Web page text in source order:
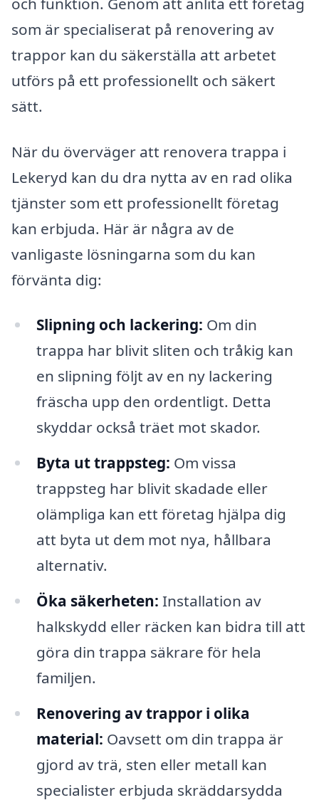
som är specialiserat på renovering av
trappor kan du säkerställa att arbetet
utförs på ett professionellt och säkert
sätt.
När du överväger att renovera trappa i
Lekeryd kan du dra nytta av en rad olika
tjänster som ett professionellt företag
kan erbjuda. Här är några av de
vanligaste lösningarna som du kan
förvänta dig:
Slipning och lackering: Om din
trappa har blivit sliten och tråkig kan
en slipning följt av en ny lackering
fräscha upp den ordentligt. Detta
skyddar också träet mot skador.
Byta ut trappsteg: Om vissa
trappsteg har blivit skadade eller
olämpliga kan ett företag hjälpa dig
att byta ut dem mot nya, hållbara
alternativ.
Öka säkerheten: Installation av
halkskydd eller räcken kan bidra till att
göra din trappa säkrare för hela
familjen.
Renovering av trappor i olika
material: Oavsett om din trappa är
gjord av trä, sten eller metall kan
specialister erbjuda skräddarsydda